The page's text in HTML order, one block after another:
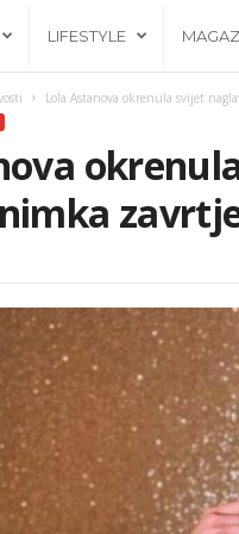
LIFESTYLE
Lola Astanova okrenula svijet